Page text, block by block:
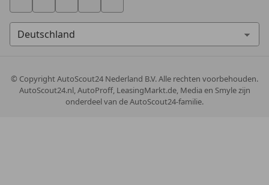
© CopyrightAutoScout24 Nederland B.V. Alle rechten voorbehouden.
AutoScout24.nl, AutoProff, LeasingMarkt.de, Media en Smyle zijn
onderdeel van de AutoScout24-familie.